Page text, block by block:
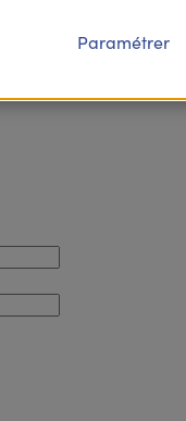
Paramétrer